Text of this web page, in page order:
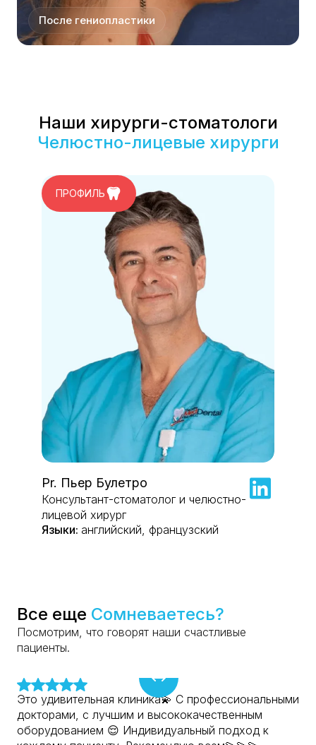
После гениопластики
Наши хирурги-стоматологи
Челюстно-лицевые хирурги
ПРОФИЛЬ
Pr. Пьер Булетро
Консультант-стоматолог и челюстно-
лицевой хирург
английский, французский
Все еще Сомневаетесь?
Посмотрим, что говорят наши счастливые
пациенты.
Это удивительная клиника💫 С профессиональными
докторами, с лучшим и высококачественным
оборудованием 😌 Индивидуальный подход к